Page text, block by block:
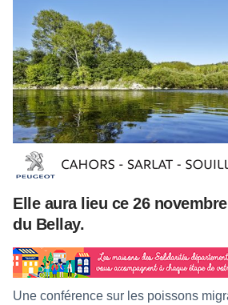
Elle aura lieu ce 26
du Bellay.
Une conférence sur les poissons